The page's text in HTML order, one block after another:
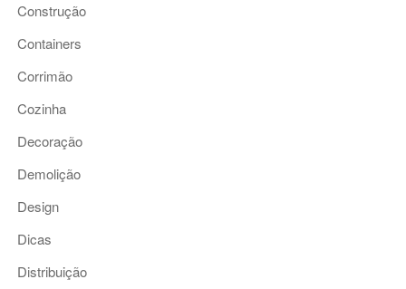
Construção
Containers
Corrimão
Cozinha
Decoração
Demolição
Design
Dicas
Distribuição